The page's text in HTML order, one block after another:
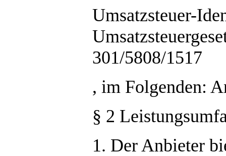
Umsatzsteuer-
301/5808/1517
, im Folgenden:
§ 2
1. Der Anbieter